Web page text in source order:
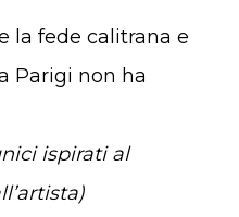
la fede calitrana e
Parigi non ha
ispirati al